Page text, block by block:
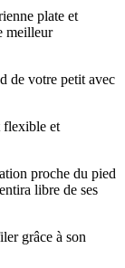
plate et
meilleur
de votre petit avec
flexible et
proche du pied
libre de ses
grâce à son